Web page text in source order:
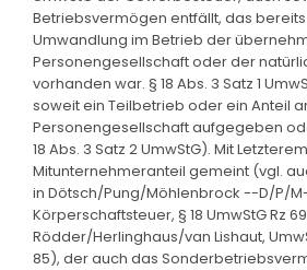
Betriebsvermögen entfällt, das
Umwandlung im Betrieb der
Personengesellschaft oder der
vorhanden war. § 18 Abs. 3 Satz 1
soweit ein Teilbetrieb oder ein Anteil
Personengesellschaft aufgegeben
18 Abs. 3 Satz 2 UmwStG). Mit
Mitunternehmeranteil gemeint (vgl.
in Dötsch/Pung/Möhlenbrock --D/P/
Körperschaftsteuer, § 18 UmwStG Rz
Rödder/Herlinghaus/van Lishaut,
85), der auch das